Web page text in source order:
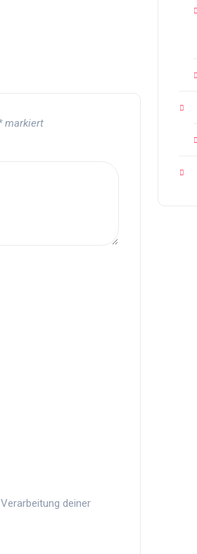
markiert
deiner